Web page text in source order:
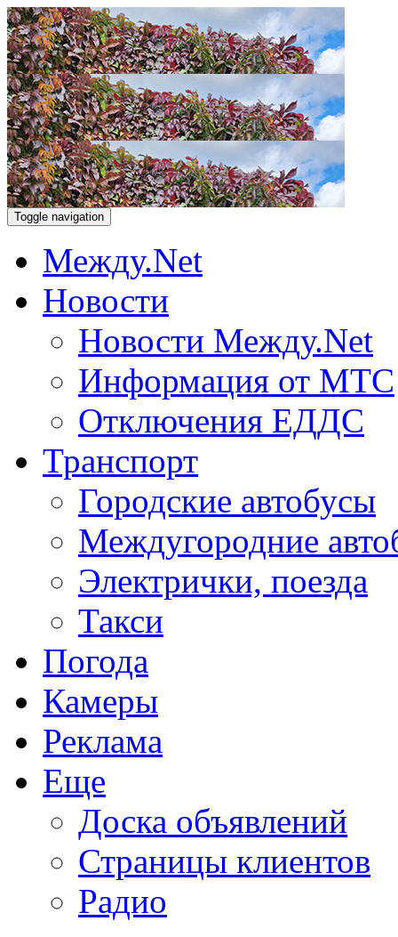
Toggle navigation
Между.Net
Новости
Новости Между.Net
Информация от МТС
Отключения ЕДДС
Транспорт
Городские автобусы
Междугородние
Электрички, поезда
Такси
Погода
Камеры
Реклама
Еще
Доска объявлений
Страницы клиентов
Радио